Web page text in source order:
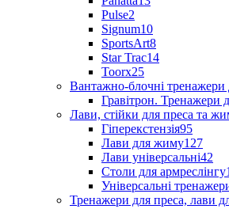
Pulse2
Signum10
SportsArt8
Star Trac14
Toorx25
Вантажно-блочні тренажери
Гравітрон. Тренажери
Лави, стійки для преса та
Гіперекстензія95
Лави для жиму127
Лави універсальні42
Столи для армреслінгу
Універсальні
Тренажери для преса, лави